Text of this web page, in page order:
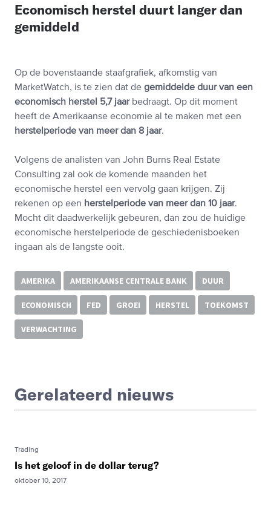
Economisch herstel duurt langer dan
gemiddeld
Op de bovenstaande staafgrafiek, afkomstig van
MarketWatch, is te zien dat de gemiddelde duur van een
economisch herstel 5,7 jaarbedraagt. Op dit moment
heeft de Amerikaanse economie al te maken met een
herstelperiode van meer dan 8 jaar.
Volgens de analisten van John Burns Real Estate
Consulting zal ook de komende maanden het
economische herstel een vervolg gaan krijgen. Zij
rekenen op een herstelperiode van meer dan 10 jaar.
Mocht dit daadwerkelijk gebeuren, dan zou de huidige
economische herstelperiode de geschiedenisboeken
ingaan als de langste ooit.
AMERIKA AMERIKAANSE CENTRALE BANK DUUR
ECONOMISCH FED GROEI HERSTEL TOEKOMST
VERWACHTING
Gerelateerd nieuws
Trading
Is het geloof in de dollar terug?
oktober 10, 2017